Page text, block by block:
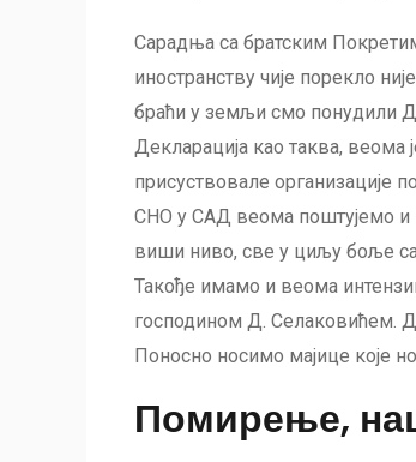
Сарадња са братским
иностранству чије порекло
браћи у земљи смо понудили
Декларација као таква,
присуствовале организације
СНО у САД веома поштујемо и
виши ниво, све у циљу боље
Такође имамо и веома
господином Д. Селаковићем.
Поносно носимо мајице које
Помирење,